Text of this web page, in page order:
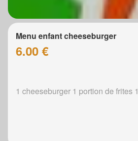
Menu enfant cheeseburger
6.00 €
1 cheeseburger 1 portion de frites